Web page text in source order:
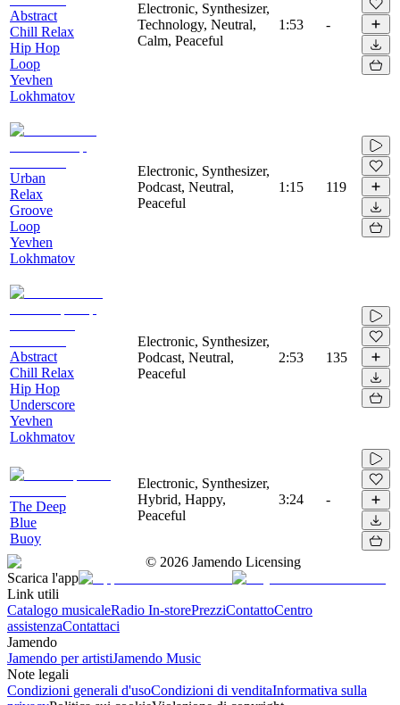
Abstract
Chill Relax
Hip Hop
Loop
Yevhen
Lokhmatov
Electronic, Synthesizer,
Technology, Neutral,
Calm, Peaceful
1:53 -
Urban
Relax
Groove
Loop
Yevhen
Lokhmatov
Electronic, Synthesizer,
Podcast, Neutral,
Peaceful
1:15 119
Abstract
Chill Relax
Hip Hop
Underscore
Yevhen
Lokhmatov
Electronic, Synthesizer,
Podcast, Neutral,
Peaceful
2:53 135
The Deep
Blue
Buoy
Electronic, Synthesizer,
Hybrid, Happy,
Peaceful
3:24 -
© 2026 Jamendo Licensing
Scarica l'app
Link utili
Catalogo musicaleRadio In-storePrezziContattoCentro
assistenzaContattaci
Jamendo
Jamendo per artistiJamendo Music
Note legali
Condizioni generali d'usoCondizioni di venditaInformativa sulla